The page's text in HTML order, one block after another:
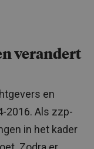
verandert
en
2016. Als zzp-
in het kader